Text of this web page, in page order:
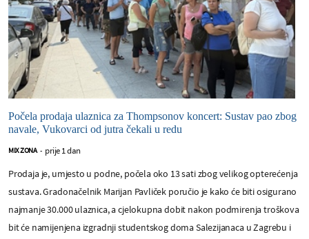
Počela prodaja ulaznica za Thompsonov koncert: Sustav pao zbog
navale, Vukovarci od jutra čekali u redu
MIX ZONA - prije 1 dan
Prodaja je, umjesto u podne, počela oko 13 sati zbog velikog opterećenja
sustava. Gradonačelnik Marijan Pavliček poručio je kako će biti osigurano
najmanje 30.000 ulaznica, a cjelokupna dobit nakon podmirenja troškova
bit će namijenjena izgradnji studentskog doma Salezijanaca u Zagrebu i